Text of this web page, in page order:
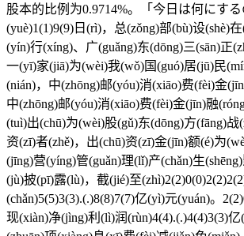
股本的比例为0.9714%。「今日は何にする
(yuè)1(1)9(9)日(rì)，总(zǒng)部(bù)设(shè)
(yín)行(xíng)、广(guǎng)东(dōng)三(sān)正
一(yī)家(jiā)为(wèi)我(wǒ)国(guó)居(jū)民
(nián)，中(zhōng)邮(yóu)消(xiāo)费(fèi)金
中(zhōng)邮(yóu)消(xiāo)费(fèi)金(jīn)融
(tuì)出(chū)为(wèi)股(gǔ)东(dōng)方(fāng)
资(zī)者(zhě)，出(chū)资(zī)金(jīn)额(é)为
(jīng)营(yíng)管(guǎn)理(lǐ)产(chǎn)生
(jù)披(pī)露(lù)，截(jié)至
(chǎn)5(5)3(3).(.)8(8)7(7)亿(yì)元(yuán)。
现(xiàn)净(jìng)利(lì)润(rùn)4(4).(.)4(4)3(3)